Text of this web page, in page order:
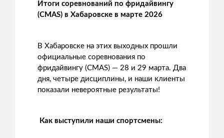
Итоги соревнований по фридайвингу
(CMAS) в Хабаровске в марте 2026
В Хабаровске на этих выходных прошли
официальные соревнования по
фридайвингу (CMAS) — 28 и 29 марта. Два
дня, четыре дисциплины, и наши клиенты
показали невероятные результаты!
Как выступили наши спортсмены: